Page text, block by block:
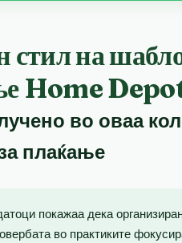
стил на
Home
во оваа
плаќање
покажаа дека
во практиките